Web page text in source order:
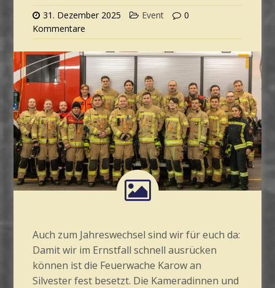
31. Dezember 2025 Event
0
Kommentare
Auch zum Jahreswechsel sind wir für euch da:
Damit wir im Ernstfall schnell ausrücken
können ist die Feuerwache Karow an
Silvester fest besetzt. Die Kameradinnen und